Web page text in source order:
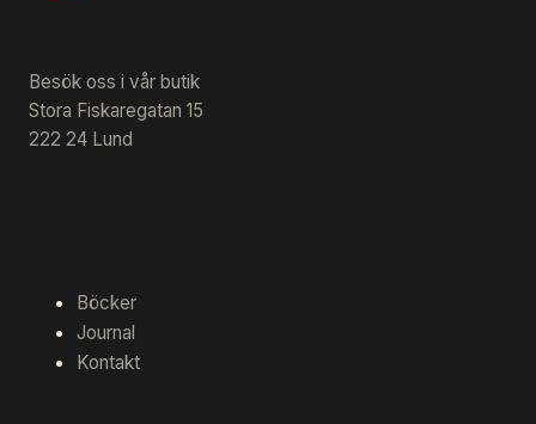
Besök oss i vår butik
Stora Fiskaregatan 15
222 24 Lund
Böcker
Journal
Kontakt